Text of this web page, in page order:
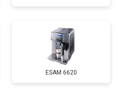
ESAM 6620